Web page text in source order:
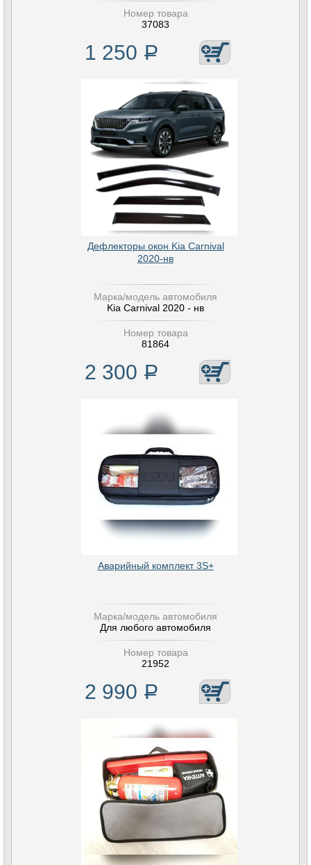
Номер товара
37083
1 250 Р
Дефлекторы окон Kia Carnival
2020-нв
Марка/модель автомобиля
Kia Carnival 2020 - нв
Номер товара
81864
2 300 Р
Аварийный комплект 3S+
Марка/модель автомобиля
Для любого автомобиля
Номер товара
21952
2 990 Р